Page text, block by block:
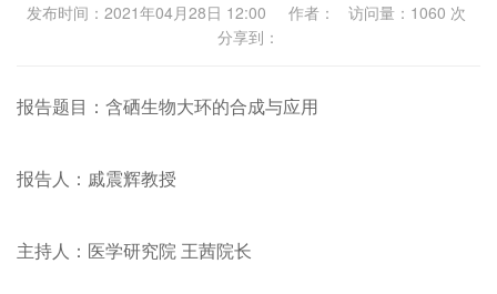
发布时间：2021年04月28日 12:00 作者： 访问量： 1060 次
分享到：
报告题目：含硒生物大环的合成与应用
报告人：戚震辉教授
主持人：医学研究院 王茜院长